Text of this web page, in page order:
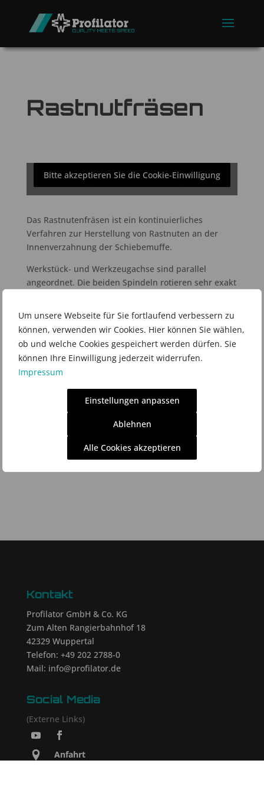
Um unsere Webseite für Sie fortlaufend verbessern zu
können, verwenden wir Cookies. Hier können Sie wählen,
ob und welche Cookies gespeichert werden dürfen. Sie
können Ihre Einwilligung jederzeit widerrufen.
Impressum
Einstellungen anpassen
Ablehnen
Alle Cookies akzeptieren
Rastnutfräsen
Bitte akzeptieren Sie die Cookie-Einwilligung
Das Rastnutenfräsen ist ein kontinuierliches
Verfahren zur Herstellung von Rastnuten an der
Innenverzahnung der Schiebemuffe.
Werkstück- und Werkzeugachse sind parallel
angeordnet. Die beiden Spindeln rotieren sehr exakt
Übersetzungsverhältnis, bei hoher Drehzahl.
Durch die Rotation von Werkstück und Werkzeug
beschreibt die Schneide des Werkzeugs eine
Zykloide, die dem in der Werkstückzeichnung
angegebenen Radius für die Rastnute angenähert
Kontakt
Profilator GmbH & Co. KG
Zum Alten Rangierbahnhof 18
42329 Wuppertal
Telefon: +49 202 2788-0
Mail: info@profilator.de
Social Media
(Externe Links)
Anfahrt